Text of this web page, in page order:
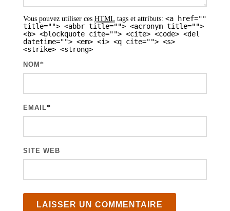
Vous pouvez utiliser ces HTML tags et attributs: <a href=""
title=""> <abbr title=""> <acronym title="">
<b> <blockquote cite=""> <cite> <code> <del
datetime=""> <em> <i> <q cite=""> <s>
<strike> <strong>
NOM *
EMAIL*
SITE WEB